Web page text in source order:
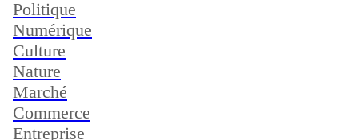
Politique
Numérique
Culture
Nature
Marché
Commerce
Entreprise